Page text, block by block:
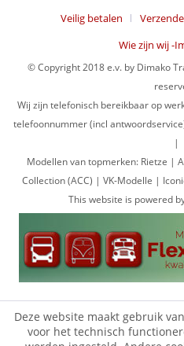
Veilig betalen
Wie zijn wij -
© Copyright 2018 e.v. by Dimako
Wij zijn telefonisch bereikbaar op
telefoonnummer (incl
|
Modellen van topmerken: Rietze |
Collection (ACC) | VK-Modelle |
This website is powered
Deze website maakt gebruik
voor het technisch